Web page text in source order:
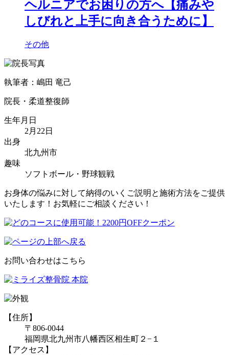
ヘルニアでお困りの方へ【痛みや
しびれと上手に向き合うために】
その他
執筆者：嶋田 竜己
院長・柔道整復師
生年月日
2月22日
出身
北九州市
趣味
ソフトボール・野球観戦
お身体の悩みに対して納得のいくご説明と施術方法をご提供
いたします！お気軽にご相談ください！
お問い合わせはこちら
【住所】
〒806-0044
福岡県北九州市八幡西区相生町２−１
【アクセス】